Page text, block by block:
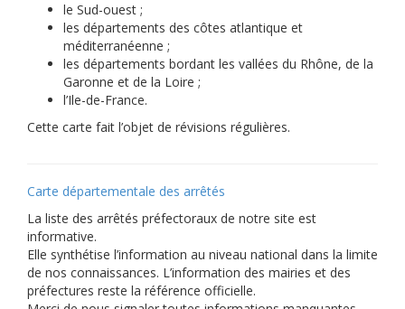
le Sud-ouest ;
les départements des côtes atlantique et
méditerranéenne ;
les départements bordant les vallées du Rhône, de la
Garonne et de la Loire ;
l’Ile-de-France.
Cette carte fait l’objet de révisions régulières.
Carte départementale des arrêtés
La liste des arrêtés préfectoraux de notre site est
informative.
Elle synthétise l’information au niveau national dans la limite
de nos connaissances. L’information des mairies et des
préfectures reste la référence officielle.